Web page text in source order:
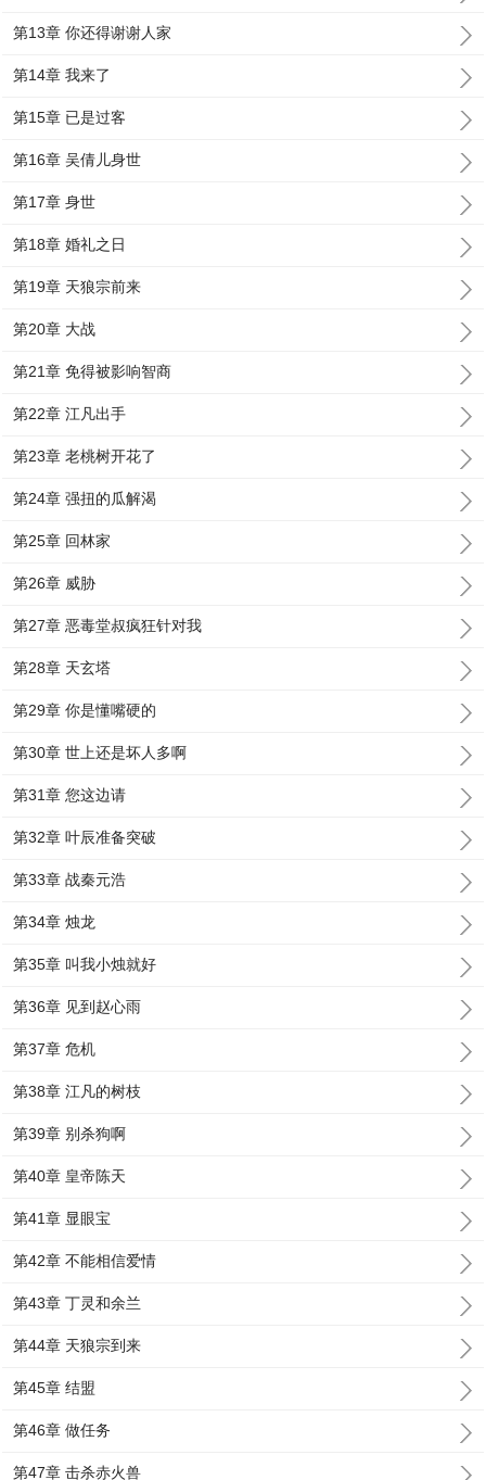
第13章 你还得谢谢人家
第14章 我来了
第15章 已是过客
第16章 吴倩儿身世
第17章 身世
第18章 婚礼之日
第19章 天狼宗前来
第20章 大战
第21章 免得被影响智商
第22章 江凡出手
第23章 老桃树开花了
第24章 强扭的瓜解渴
第25章 回林家
第26章 威胁
第27章 恶毒堂叔疯狂针对我
第28章 天玄塔
第29章 你是懂嘴硬的
第30章 世上还是坏人多啊
第31章 您这边请
第32章 叶辰准备突破
第33章 战秦元浩
第34章 烛龙
第35章 叫我小烛就好
第36章 见到赵心雨
第37章 危机
第38章 江凡的树枝
第39章 别杀狗啊
第40章 皇帝陈天
第41章 显眼宝
第42章 不能相信爱情
第43章 丁灵和余兰
第44章 天狼宗到来
第45章 结盟
第46章 做任务
第47章 击杀赤火兽